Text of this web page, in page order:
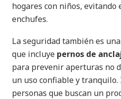
hogares con niños, evitando
enchufes.
La seguridad también es
que incluye pernos de
para prevenir aperturas no
un uso confiable y
personas que buscan un